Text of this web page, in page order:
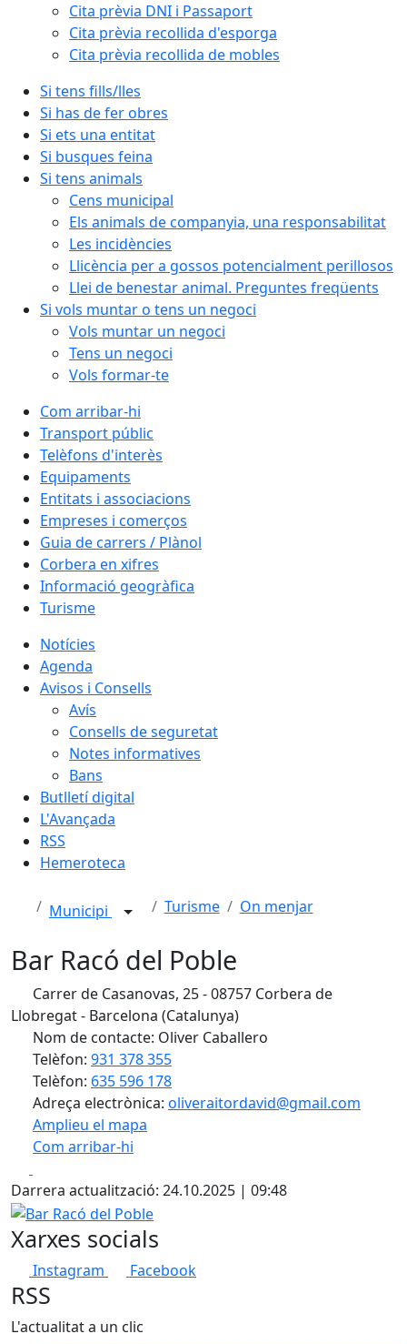
Cita prèvia DNI i Passaport
Cita prèvia recollida d'esporga
Cita prèvia recollida de mobles
Si tens fills/lles
Si has de fer obres
Si ets una entitat
Si busques feina
Si tens animals
Cens municipal
Els animals de companyia, una responsabilitat
Les incidències
Llicència per a gossos potencialment perillosos
Llei de benestar animal. Preguntes freqüents
Si vols muntar o tens un negoci
Vols muntar un negoci
Tens un negoci
Vols formar-te
Com arribar-hi
Transport públic
Telèfons d'interès
Equipaments
Entitats i associacions
Empreses i comerços
Guia de carrers / Plànol
Corbera en xifres
Informació geogràfica
Turisme
Notícies
Agenda
Avisos i Consells
Avís
Consells de seguretat
Notes informatives
Bans
Butlletí digital
L'Avançada
RSS
Hemeroteca
Municipi Turisme On menjar
Bar Racó del Poble
Carrer de Casanovas, 25 - 08757 Corbera de
Llobregat - Barcelona (Catalunya)
Nom de contacte: Oliver Caballero
Telèfon: 931 378 355
Telèfon: 635 596 178
Adreça electrònica: oliveraitordavid@gmail.com
Amplieu el mapa
Com arribar-hi
+
−
Darrera actualització: 24.10.2025 | 09:48
Bar Racó del Poble
Xarxes socials
Instagram Facebook
RSS
L'actualitat a un clic